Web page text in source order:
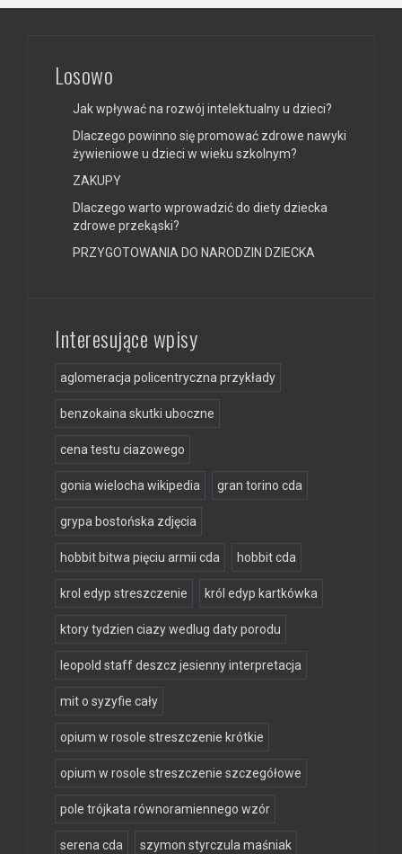
Losowo
Jak wpływać na rozwój intelektualny u dzieci?
Dlaczego powinno się promować zdrowe nawyki
żywieniowe u dzieci w wieku szkolnym?
ZAKUPY
Dlaczego warto wprowadzić do diety dziecka
zdrowe przekąski?
PRZYGOTOWANIA DO NARODZIN DZIECKA
Interesujące wpisy
aglomeracja policentryczna przykłady
benzokaina skutki uboczne
cena testu ciazowego
gonia wielocha wikipedia gran torino cda
grypa bostońska zdjęcia
hobbit bitwa pięciu armii cda hobbit cda
krol edyp streszczenie król edyp kartkówka
ktory tydzien ciazy wedlug daty porodu
leopold staff deszcz jesienny interpretacja
mit o syzyfie cały
opium w rosole streszczenie krótkie
opium w rosole streszczenie szczegółowe
pole trójkata równoramiennego wzór
serena cda szymon styrczula maśniak